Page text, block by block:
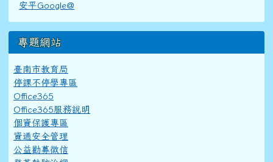
安平Google@
專題網站
臺南市教育局
停課不停學專區
Office365
Office365服務說明
個資保護專區
資通安全管理
公益勸募徵信